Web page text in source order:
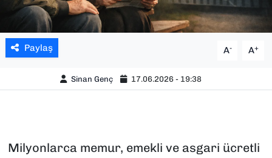
Paylaş A- A+
Sinan Genç 17.06.2026 - 19:38
Milyonlarca memur, emekli ve asgari ücretli